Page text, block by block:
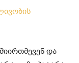
და